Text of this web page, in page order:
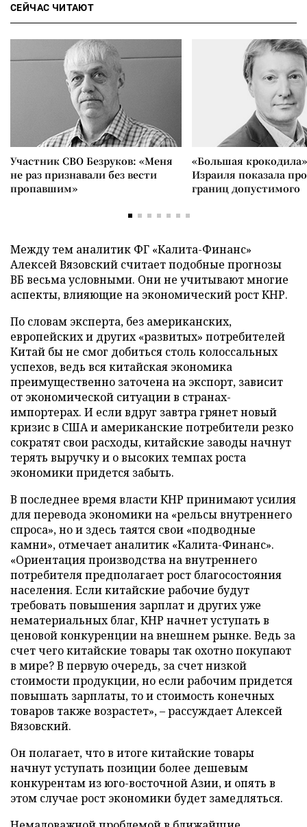
СЕЙЧАС ЧИТАЮТ
Участник СВО Безруков: «Меня
не раз признавали без вести
пропавшим»
«Большая
Израиля показала
границ допустимого
Между тем аналитик ФГ «Калита-Финанс»
Алексей Вязовский считает подобные прогнозы
ВБ весьма условными. Они не учитывают многие
аспекты, влияющие на экономический рост КНР.
По словам эксперта, без американских,
европейских и других «развитых» потребителей
Китай бы не смог добиться столь колоссальных
успехов, ведь вся китайская экономика
преимущественно заточена на экспорт, зависит
от экономической ситуации в странах-
импортерах. И если вдруг завтра грянет новый
кризис в США и американские потребители резко
сократят свои расходы, китайские заводы начнут
терять выручку и о высоких темпах роста
экономики придется забыть.
В последнее время власти КНР принимают усилия
для перевода экономики на «рельсы внутреннего
спроса», но и здесь таятся свои «подводные
камни», отмечает аналитик «Калита-Финанс».
«Ориентация производства на внутреннего
потребителя предполагает рост благосостояния
населения. Если китайские рабочие будут
требовать повышения зарплат и других уже
нематериальных благ, КНР начнет уступать в
ценовой конкуренции на внешнем рынке. Ведь за
счет чего китайские товары так охотно покупают
в мире? В первую очередь, за счет низкой
стоимости продукции, но если рабочим придется
повышать зарплаты, то и стоимость конечных
товаров также возрастет»,–рассуждает Алексей
Вязовский.
Он полагает, что в итоге китайские товары
начнут уступать позиции более дешевым
конкурентам из юго-восточной Азии, и опять в
этом случае рост экономики будет замедляться.